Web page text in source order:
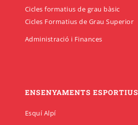
Cicles formatius de grau bàsic
Cicles Formatius de Grau Superior
Administració i Finances
ENSENYAMENTS ESPORTIUS
Esquí Alpí